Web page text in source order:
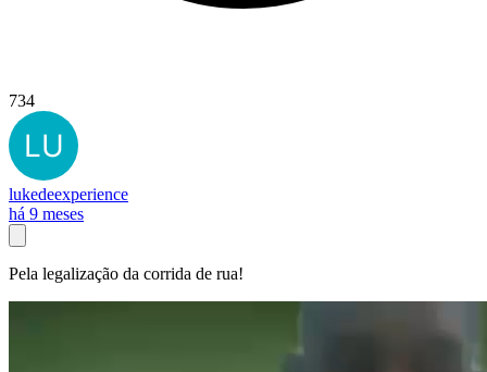
734
lukedeexperience
há 9 meses
Pela legalização da corrida de rua!